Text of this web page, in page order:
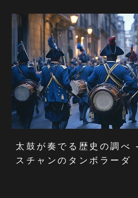
太鼓が奏でる歴史の調べ
スチャンのタンボラーダ